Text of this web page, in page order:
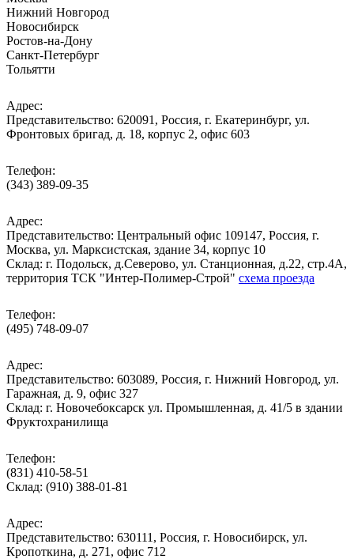
Нижний Новгород
Новосибирск
Ростов-на-Дону
Санкт-Петербург
Тольятти
Адрес:
Представительство: 620091, Россия, г. Екатеринбург, ул.
Фронтовых бригад, д. 18, корпус 2, офис 603
Телефон:
(343) 389-09-35
Адрес:
Представительство: Центральный офис 109147, Россия, г.
Москва, ул. Марксистская, здание 34, корпус 10
Cклад: г. Подольск, д.Северово, ул. Станционная, д.22, стр.4А,
территория ТСК "Интер-Полимер-Строй" схема проезда
Телефон:
(495) 748-09-07
Адрес:
Представительство: 603089, Россия, г. Нижний Новгород, ул.
Гаражная, д. 9, офис 327
Склад: г. Новочебоксарск ул. Промышленная, д. 41/5 в здании
Фруктохранилища
Телефон:
(831) 410-58-51
Склад: (910) 388-01-81
Адрес:
Представительство: 630111, Россия, г. Новосибирск, ул.
Кропоткина, д. 271, офис 712